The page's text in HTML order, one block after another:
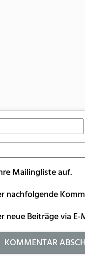
Mailingliste auf.
nachfolgende
neue Beiträge via E-